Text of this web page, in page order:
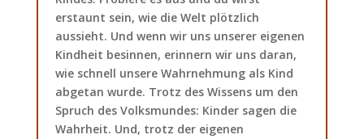
erstaunt sein, wie die Welt plötzlich
aussieht. Und wenn wir uns unserer eigenen
Kindheit besinnen, erinnern wir uns daran,
wie schnell unsere Wahrnehmung als Kind
abgetan wurde. Trotz des Wissens um den
Spruch des Volksmundes: Kinder sagen die
Wahrheit. Und, trotz der eigenen